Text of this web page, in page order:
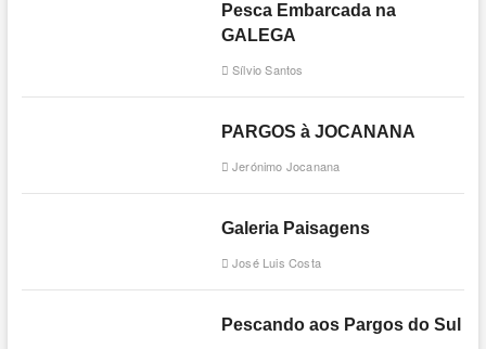
Pesca Embarcada na
GALEGA
Sílvio Santos
PARGOS à JOCANANA
Jerónimo Jocanana
Galeria Paisagens
José Luis Costa
Pescando aos Pargos do Sul